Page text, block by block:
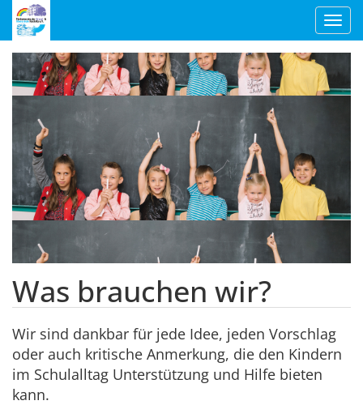
Was brauchen wir?
Wir sind dankbar für jede Idee, jeden Vorschlag
oder auch kritische Anmerkung, die den Kindern
im Schulalltag Unterstützung und Hilfe bieten
kann.